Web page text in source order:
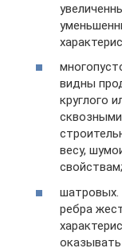
видны
круглого
весу,
свойствам;
шатровых.
ребра